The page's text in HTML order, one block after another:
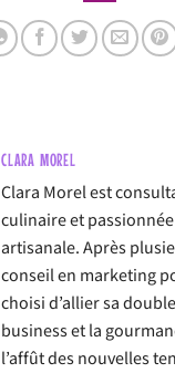
CLARA MOREL
Clara Morel est
culinaire et
artisanale. Après
conseil en marketing
choisi d’allier sa
business et la
l’affût des nouvelles